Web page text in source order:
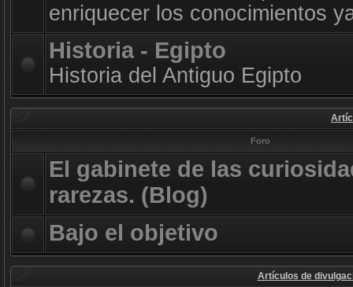
enriquecer los conocimientos
Historia - Egipto
Historia del Antiguo Egipto
Foro
El gabinete de las
rarezas. (Blog)
Bajo el objetivo
Artículos de